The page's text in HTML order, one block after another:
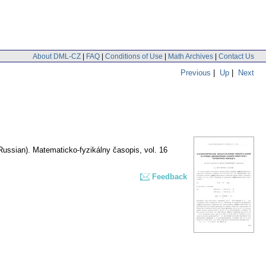
About DML-CZ | FAQ | Conditions of Use | Math Archives | Contact Us
Previous | Up | Next
Matematicko-fyzikálny časopis, vol. 16
Feedback